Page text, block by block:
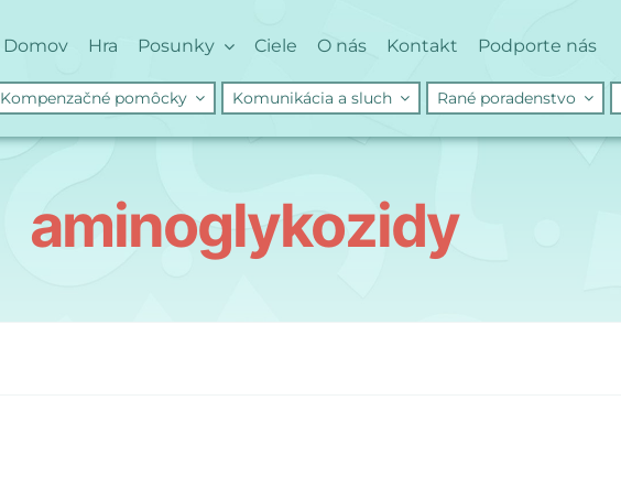
Domov Hra Posunky Ciele O nás Kontakt Podporte nás
Kompenzačné pomôcky Komunikácia a sluch Rané poradenstvo
aminoglykozidy